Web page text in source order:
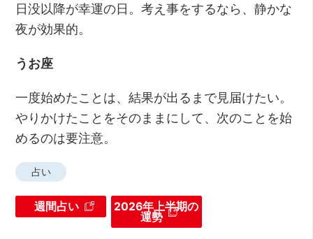
日没以降が幸運の日。考え事をするなら、静かな
夜が効果的。
うお座
一度始めたことは、結果が出るまで見届けたい。
やりかけたことをそのままにして、次のことを始
めるのは要注意。
占い
週間占い 2026年上半期の
運勢